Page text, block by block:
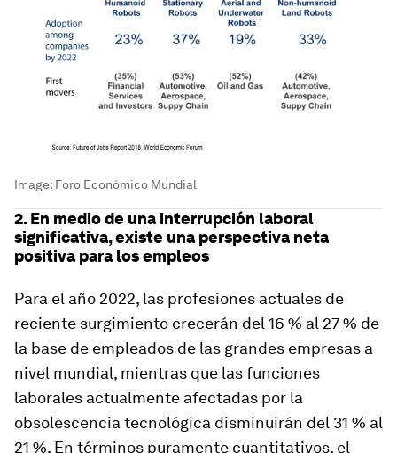
Image: Foro Económico Mundial
2. En medio de una interrupción laboral
significativa, existe una perspectiva neta
positiva para los empleos
Para el año 2022, las profesiones actuales de
reciente surgimiento crecerán del 16 % al 27 % de
la base de empleados de las grandes empresas a
nivel mundial, mientras que las funciones
laborales actualmente afectadas por la
obsolescencia tecnológica disminuirán del 31 % al
21 %. En términos puramente cuantitativos, el